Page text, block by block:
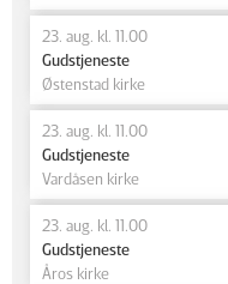
23. aug. kl. 11.00
Gudstjeneste
Østenstad kirke
23. aug. kl. 11.00
Gudstjeneste
Vardåsen kirke
23. aug. kl. 11.00
Gudstjeneste
Åros kirke